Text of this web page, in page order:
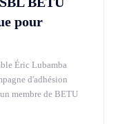
pour
Éric Lubamba
d'adhésion
membre de BETU